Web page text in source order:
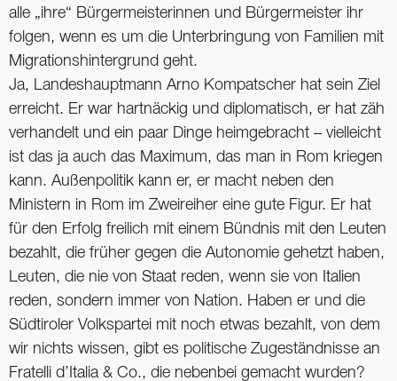
alle „ihre“ Bürgermeisterinnen und Bürgermeister ihr
folgen, wenn es um die Unterbringung von Familien mit
Migrationshintergrund geht.
Ja, Landeshauptmann Arno Kompatscher hat sein Ziel
erreicht. Er war hartnäckig und diplomatisch, er hat zäh
verhandelt und ein paar Dinge heimgebracht – vielleicht
ist das ja auch das Maximum, das man in Rom kriegen
kann. Außenpolitik kann er, er macht neben den
Ministern in Rom im Zweireiher eine gute Figur. Er hat
für den Erfolg freilich mit einem Bündnis mit den Leuten
bezahlt, die früher gegen die Autonomie gehetzt haben,
Leuten, die nie von Staat reden, wenn sie von Italien
reden, sondern immer von Nation. Haben er und die
Südtiroler Volkspartei mit noch etwas bezahlt, von dem
wir nichts wissen, gibt es politische Zugeständnisse an
Fratelli d’Italia & Co., die nebenbei gemacht wurden?